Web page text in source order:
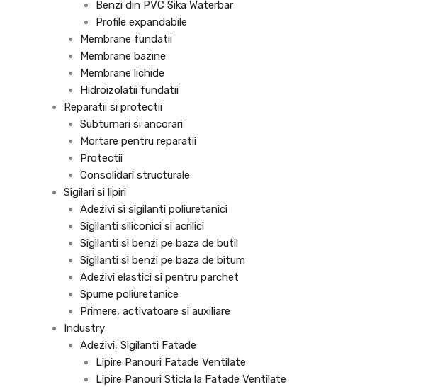
Benzi din PVC Sika Waterbar
Profile expandabile
Membrane fundatii
Membrane bazine
Membrane lichide
Hidroizolatii fundatii
Reparatii si protectii
Subturnari si ancorari
Mortare pentru reparatii
Protectii
Consolidari structurale
Sigilari si lipiri
Adezivi si sigilanti poliuretanici
Sigilanti siliconici si acrilici
Sigilanti si benzi pe baza de butil
Sigilanti si benzi pe baza de bitum
Adezivi elastici si pentru parchet
Spume poliuretanice
Primere, activatoare si auxiliare
Industry
Adezivi, Sigilanti Fatade
Lipire Panouri Fatade Ventilate
Lipire Panouri Sticla la Fatade Ventilate